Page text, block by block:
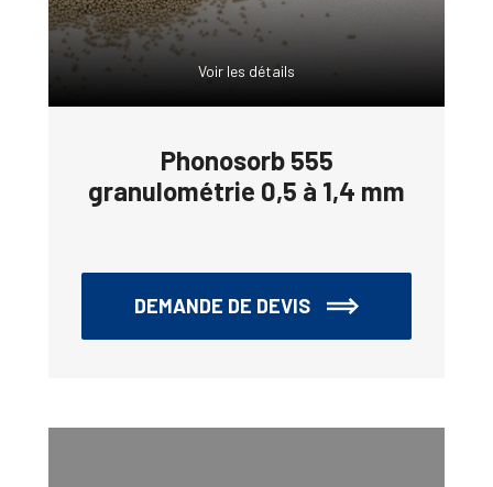
Voir les détails
Phonosorb 555
granulométrie 0,5 à 1,4 mm
DEMANDE DE DEVIS